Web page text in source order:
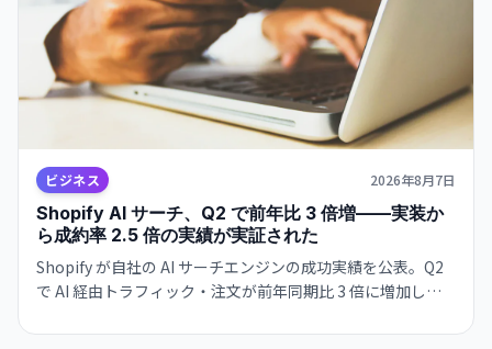
ビジネス 2026年8月7日
Shopify AI サーチ、Q2 で前年比 3 倍増——実装か
ら成約率 2.5 倍の実績が実証された
Shopify が自社の AI サーチエンジンの成功実績を公表。Q2
で AI 経由トラフィック・注文が前年同期比 3 倍に増加し、
存・補完する関係を示唆。